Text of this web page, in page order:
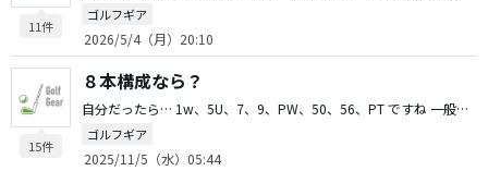
11件
ゴルフギア
2026/5/4（月）20:10
15件
８本構成なら？
自分だったら… 1w、5U、7、9、PW、50、56、PT ですね 一般コースでもよく使うクラブはここらなので、さらにもう一本減らすならPWです
ゴルフギア
2025/11/5（水）05:44